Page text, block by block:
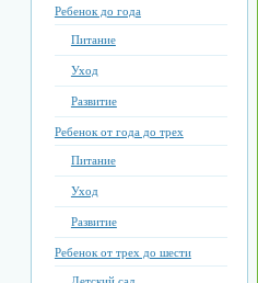
Ребенок до года
Питание
Уход
Развитие
Ребенок от года до трех
Питание
Уход
Развитие
Ребенок от трех до шести